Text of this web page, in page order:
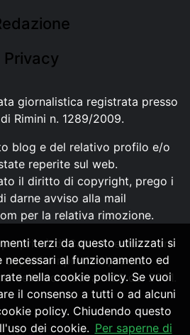
Privacy
giornalistica registrata presso
Rimini n. 1289/2009.
blog e del relativo profilo e/o
reperite sul web.
il diritto di copyright, prego i
darne avviso alla mail
per la relativa rimozione.
di Calcioline.com non
copiati o riprodotti, senza
della normativa n.29 del 2001.
terzi da questo utilizzati si
al funzionamento ed
nella cookie policy. Se vuoi
il consenso a tutti o ad alcuni
policy. Chiudendo questo
dei cookie. Per saperne di